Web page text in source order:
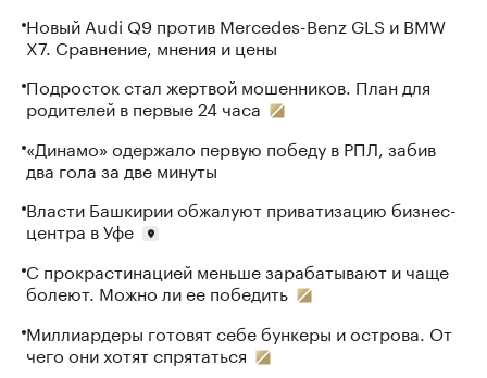
Новый Audi Q9 против Mercedes-Benz GLS и BMW
X7. Сравнение, мнения и цены
Подросток стал жертвой мошенников. План для
родителей в первые 24 часа
«Динамо» одержало первую победу в РПЛ, забив
два гола за две минуты
Власти Башкирии обжалуют приватизацию бизнес-
центра в Уфе
С прокрастинацией меньше зарабатывают и чаще
болеют. Можно ли ее победить
Миллиардеры готовят себе бункеры и острова. От
чего они хотят спрятаться